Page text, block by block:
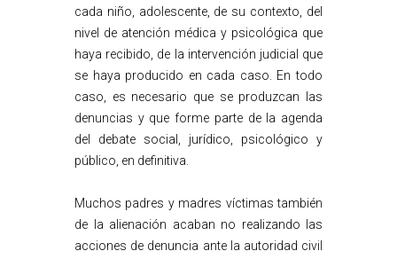
cada niño, adolescente, de su contexto, del
nivel de atención médica y psicológica que
haya recibido, de la intervención judicial que
se haya producido en cada caso. En todo
caso, es necesario que se produzcan las
denuncias y que forme parte de la agenda
del debate social, jurídico, psicológico y
público, en definitiva.
Muchos padres y madres víctimas también
de la alienación acaban no realizando las
acciones de denuncia ante la autoridad civil